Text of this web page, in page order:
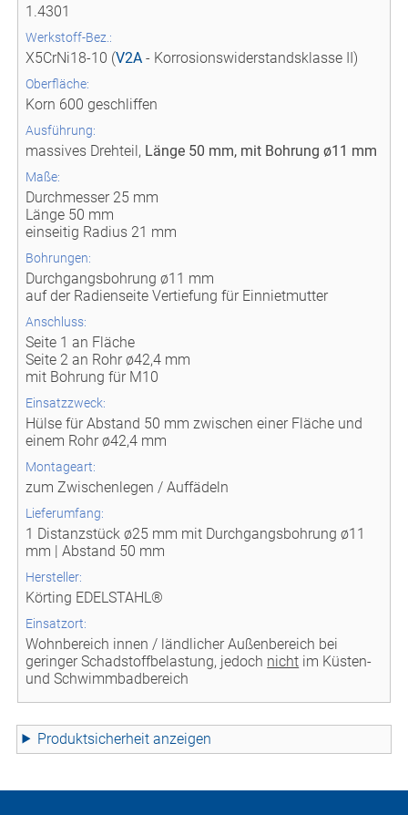
1.4301
Werkstoff-Bez.:
X5CrNi18-10 (V2A - Korrosionswiderstandsklasse II)
Oberfläche:
Korn 600 geschliffen
Ausführung:
massives Drehteil, Länge 50 mm, mit Bohrung ø11 mm
Maße:
Durchmesser 25 mm
Länge 50 mm
einseitig Radius 21 mm
Bohrungen:
Durchgangsbohrung ø11 mm
auf der Radienseite Vertiefung für Einnietmutter
Anschluss:
Seite 1 an Fläche
Seite 2 an Rohr ø42,4 mm
mit Bohrung für M10
Einsatzzweck:
Hülse für Abstand 50 mm zwischen einer Fläche und
einem Rohr ø42,4 mm
Montageart:
zum Zwischenlegen / Auffädeln
Lieferumfang:
1 Distanzstück ø25 mm mit Durchgangsbohrung ø11
mm | Abstand 50 mm
Hersteller:
Körting EDELSTAHL®
Einsatzort:
Wohnbereich innen / ländlicher Außenbereich bei
geringer Schadstoffbelastung, jedoch nicht im Küsten-
und Schwimmbadbereich
Produktsicherheit